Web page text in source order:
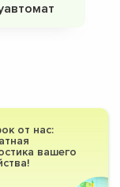
от нас:
вашего